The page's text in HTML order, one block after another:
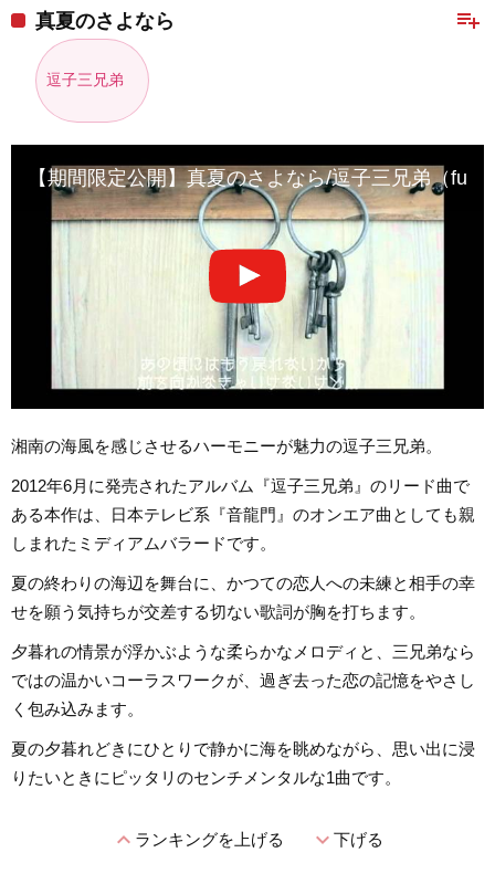
playlist_add
真夏のさよなら
逗子三兄弟
【期間限定公開】真夏のさよなら/逗子三兄弟（full
湘南の海風を感じさせるハーモニーが魅力の逗子三兄弟。
2012年6月に発売されたアルバム『逗子三兄弟』のリード曲で
ある本作は、日本テレビ系『音龍門』のオンエア曲としても親
しまれたミディアムバラードです。
夏の終わりの海辺を舞台に、かつての恋人への未練と相手の幸
せを願う気持ちが交差する切ない歌詞が胸を打ちます。
夕暮れの情景が浮かぶような柔らかなメロディと、三兄弟なら
ではの温かいコーラスワークが、過ぎ去った恋の記憶をやさし
く包み込みます。
夏の夕暮れどきにひとりで静かに海を眺めながら、思い出に浸
りたいときにピッタリのセンチメンタルな1曲です。
expand_lessランキングを上げる expand_more下げる